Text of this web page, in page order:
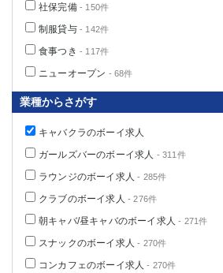
社保完備- 150件
制服貸与- 142件
食事つき - 117件
ニューオープン - 68件
業種からさがす
キャバクラのボーイ求人
ガールズバーのボーイ求人 - 311件
ラウンジのボーイ求人 - 285件
クラブのボーイ求人 - 276件
朝キャバ/昼キャバのボーイ求人 - 271件
スナックのボーイ求人 - 270件
コンカフェのボーイ求人 - 270件